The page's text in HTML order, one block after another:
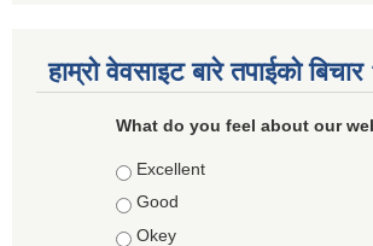
हाम्रो वेवसाइट बारे तपाईको
What do you feel about our
Choices
Excellent
Good
Okey